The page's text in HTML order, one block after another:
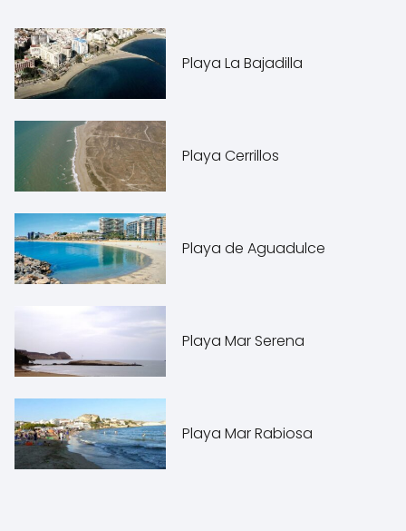
Playa La Bajadilla
Playa Cerrillos
Playa de Aguadulce
Playa Mar Serena
Playa Mar Rabiosa